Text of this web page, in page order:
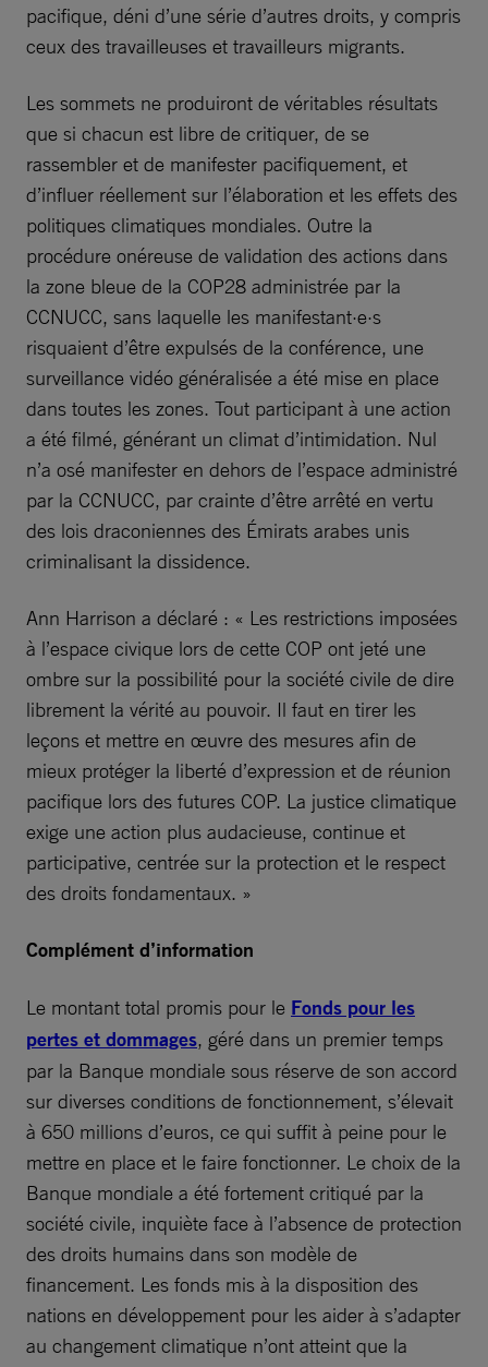
pacifique, déni d’une série d’autres droits, y compris
ceux des travailleuses et travailleurs migrants.
Les sommets ne produiront de véritables résultats
que si chacun est libre de critiquer, de se
rassembler et de manifester pacifiquement, et
d’influer réellement sur l’élaboration et les effets des
politiques climatiques mondiales. Outre la
procédure onéreuse de validation des actions dans
la zone bleue de la COP28 administrée par la
CCNUCC, sans laquelle les manifestant·e·s
risquaient d’être expulsés de la conférence, une
surveillance vidéo généralisée a été mise en place
dans toutes les zones. Tout participant à une action
a été filmé, générant un climat d’intimidation. Nul
n’a osé manifester en dehors de l’espace administré
par la CCNUCC, par crainte d’être arrêté en vertu
des lois draconiennes des Émirats arabes unis
criminalisant la dissidence.
Ann Harrison a déclaré : « Les restrictions imposées
à l’espace civique lors de cette COP ont jeté une
ombre sur la possibilité pour la société civile de dire
librement la vérité au pouvoir. Il faut en tirer les
leçons et mettre en œuvre des mesures afin de
mieux protéger la liberté d’expression et de réunion
pacifique lors des futures COP. La justice climatique
exige une action plus audacieuse, continue et
participative, centrée sur la protection et le respect
des droits fondamentaux. »
Complément d’information
Le montant total promis pour le Fonds pour les
pertes et dommages, géré dans un premier temps
par la Banque mondiale sous réserve de son accord
sur diverses conditions de fonctionnement, s’élevait
à 650 millions d’euros, ce qui suffit à peine pour le
mettre en place et le faire fonctionner. Le choix de la
Banque mondiale a été fortement critiqué par la
société civile, inquiète face à l’absence de protection
des droits humains dans son modèle de
financement. Les fonds mis à la disposition des
nations en développement pour les aider à s’adapter
au changement climatique n’ont atteint que la